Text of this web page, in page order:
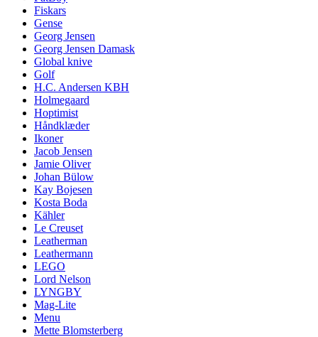
Fiskars
Gense
Georg Jensen
Georg Jensen Damask
Global knive
Golf
H.C. Andersen KBH
Holmegaard
Hoptimist
Håndklæder
Ikoner
Jacob Jensen
Jamie Oliver
Johan Bülow
Kay Bojesen
Kosta Boda
Kähler
Le Creuset
Leatherman
Leathermann
LEGO
Lord Nelson
LYNGBY
Mag-Lite
Menu
Mette Blomsterberg